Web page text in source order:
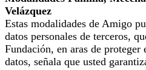
Velázquez
Estas modalidades de Amigo
datos personales de terceros,
Fundación, en aras de
datos, señala que usted